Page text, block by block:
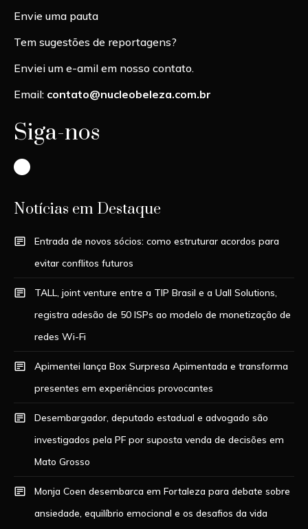
Envie uma pauta
Tem sugestões de reportagens?
Enviei um e-amil em nosso contato.
Email: contato@nucleobeleza.com.br
Siga-nos
Instagram
Notícias em Destaque
Entrada de novos sócios: como estruturar acordos para
evitar conflitos futuros
TALL, joint venture entre a TIP Brasil e a Uall Solutions,
registra adesão de 50 ISPs ao modelo de monetização de
redes Wi-Fi
Apimentei lança Box Surpresa Apimentada e transforma
presentes em experiências provocantes
Desembargador, deputado estadual e advogado são
investigados pela PF por suposta venda de decisões em
Mato Grosso
Monja Coen desembarca em Fortaleza para debate sobre
ansiedade, equilíbrio emocional e os desafios da vida